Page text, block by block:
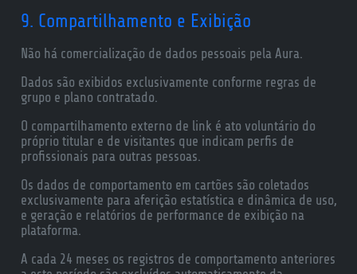
9. Compartilhamento e Exibição
Não há comercialização de dados pessoais pela Aura.
Dados são exibidos exclusivamente conforme regras de
grupo e plano contratado.
O compartilhamento externo de link é ato voluntário do
próprio titular e de visitantes que indicam perfis de
profissionais para outras pessoas.
Os dados de comportamento em cartões são coletados
exclusivamente para aferição estatística e dinâmica de uso,
e geração e relatórios de performance de exibição na
plataforma.
A cada 24 meses os registros de comportamento anteriores